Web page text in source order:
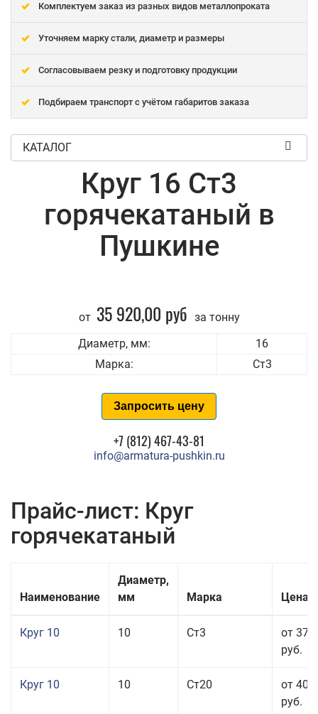
Комплектуем заказ из разных видов металлопроката
Уточняем марку стали, диаметр и размеры
Согласовываем резку и подготовку продукции
Подбираем транспорт с учётом габаритов заказа
КАТАЛОГ
Круг 16 Ст3
горячекатаный в
Пушкине
от 35 920,00 руб за тонну
Диаметр, мм:
16
Марка:
Ст3
Запросить цену
+7 (812) 467-43-81
info@armatura-pushkin.ru
Прайс-лист: Круг
горячекатаный
Наименование
Диаметр,
мм
Марка Цена
Круг 10 10 Ст3
от 37
руб.
Круг 10 10 Ст20
от 40
руб.